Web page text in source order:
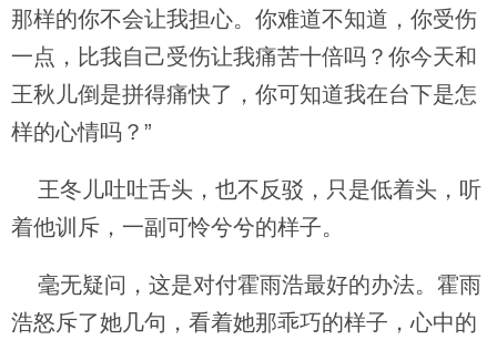
那样的你不会让我担心。你难道不知道，你受伤
一点，比我自己受伤让我痛苦十倍吗？你今天和
王秋儿倒是拼得痛快了，你可知道我在台下是怎
样的心情吗？”
王冬儿吐吐舌头，也不反驳，只是低着头，听
着他训斥，一副可怜兮兮的样子。
毫无疑问，这是对付霍雨浩最好的办法。霍雨
浩怒斥了她几句，看着她那乖巧的样子，心中的